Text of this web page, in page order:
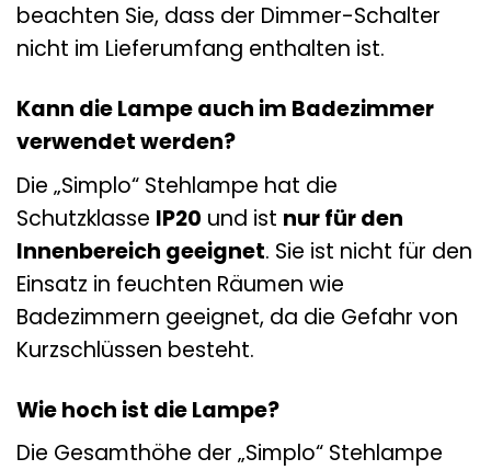
beachten Sie, dass der Dimmer-Schalter
nicht im Lieferumfang enthalten ist.
Kann die Lampe auch im Badezimmer
verwendet werden?
Die „Simplo“ Stehlampe hat die
Schutzklasse IP20 und ist nur für den
Innenbereich geeignet. Sie ist nicht für den
Einsatz in feuchten Räumen wie
Badezimmern geeignet, da die Gefahr von
Kurzschlüssen besteht.
Wie hoch ist die Lampe?
Die Gesamthöhe der „Simplo“ Stehlampe